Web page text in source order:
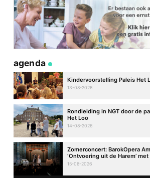
agenda
Kindervoorstelling Paleis Het
13-08-2026
Rondleiding in NGT door de
Het Loo
14-08-2026
Zomerconcert: BarokOpera
‘Ontvoering uit de Harem’
15-08-2026